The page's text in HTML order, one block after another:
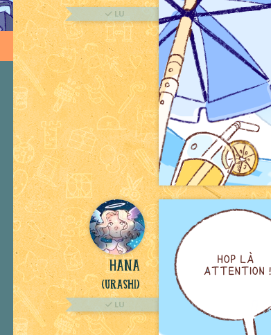
LU
Hana
(Urashi)
LU